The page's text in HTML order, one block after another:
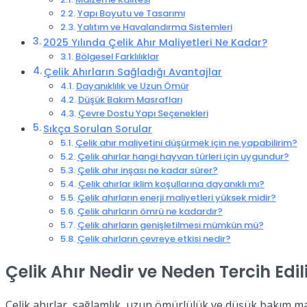
Yapı Boyutu ve Tasarımı
Yalıtım ve Havalandırma Sistemleri
2025 Yılında Çelik Ahır Maliyetleri Ne Kadar?
Bölgesel Farklılıklar
Çelik Ahırların Sağladığı Avantajlar
Dayanıklılık ve Uzun Ömür
Düşük Bakım Masrafları
Çevre Dostu Yapı Seçenekleri
Sıkça Sorulan Sorular
Çelik ahır maliyetini düşürmek için ne yapabilirim?
Çelik ahırlar hangi hayvan türleri için uygundur?
Çelik ahır inşası ne kadar sürer?
Çelik ahırlar iklim koşullarına dayanıklı mı?
Çelik ahırların enerji maliyetleri yüksek midir?
Çelik ahırların ömrü ne kadardır?
Çelik ahırların genişletilmesi mümkün mü?
Çelik ahırların çevreye etkisi nedir?
Çelik Ahır Nedir ve Neden Tercih